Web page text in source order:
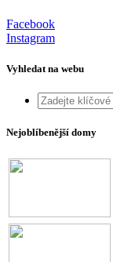
Facebook
Instagram
Vyhledat na webu
Nejoblíbenější domy